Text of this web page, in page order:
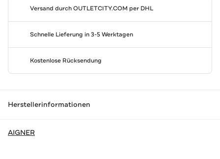
Versand durchOUTLETCITY.COM per DHL
Schnelle Lieferung in 3-5 Werktagen
Kostenlose Rücksendung
Herstellerinformationen
AIGNER